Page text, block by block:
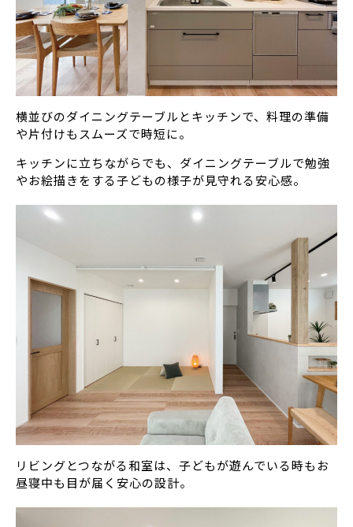
横並びのダイニングテーブルとキッチンで、料理の準備
や片付けもスムーズで時短に。
キッチンに立ちながらでも、ダイニングテーブルで勉強
やお絵描きをする子どもの様子が見守れる安心感。
リビングとつながる和室は、子どもが遊んでいる時もお
昼寝中も目が届く安心の設計。